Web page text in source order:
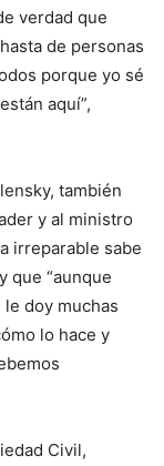
verdad que
de personas
porque yo sé
aquí”,
también
y al ministro
irreparable sabe
que “aunque
le doy muchas
lo hace y
Civil,